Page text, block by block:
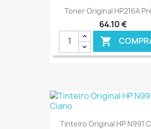
Toner Original HP216A
64,10 €

€
Tinteiro Original HP N991